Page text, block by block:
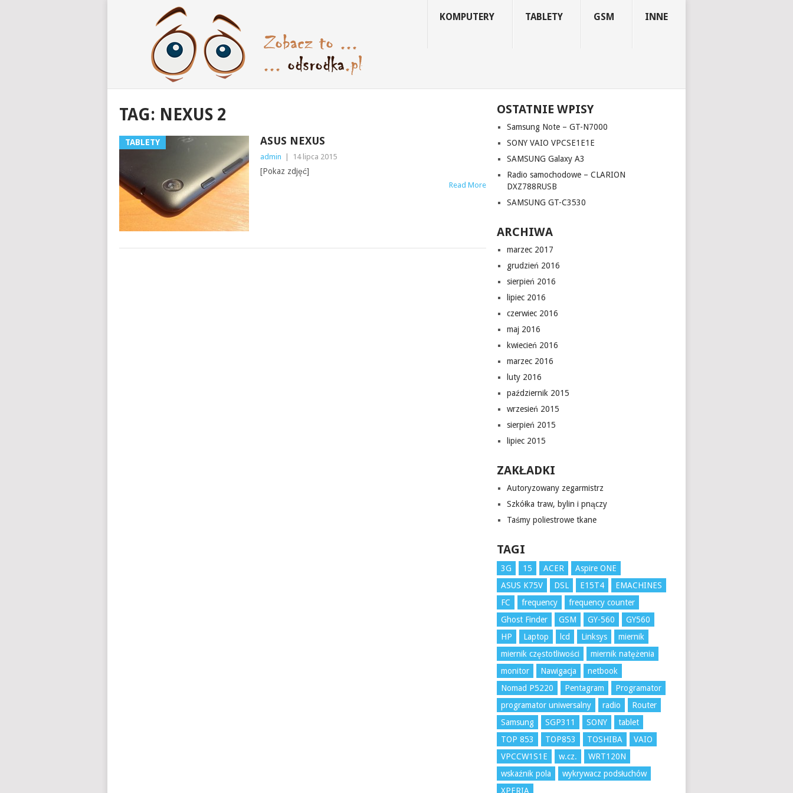
KOMPUTERY TABLETY GSM INNE
TAG: NEXUS 2
TABLETY ASUS NEXUS
admin 14 lipca 2015
[Pokaz zdjęć]
Read More
OSTATNIE WPISY
Samsung Note – GT-N7000
SONY VAIO VPCSE1E1E
SAMSUNG Galaxy A3
Radio samochodowe – CLARION
DXZ788RUSB
SAMSUNG GT-C3530
ARCHIWA
marzec 2017
grudzień 2016
sierpień 2016
lipiec 2016
czerwiec 2016
maj 2016
kwiecień 2016
marzec 2016
luty 2016
październik 2015
wrzesień 2015
sierpień 2015
lipiec 2015
ZAKŁADKI
Autoryzowany zegarmistrz
Szkółka traw, bylin i pnączy
Taśmy poliestrowe tkane
TAGI
3G 15 ACER
Aspire ONE
ASUS K75V
DSL E15T4
EMACHINES
FC
frequency
frequency counter
Ghost Finder
GSM GY-560
GY560
HP
Laptop lcd Linksys
miernik
miernik częstotliwości
miernik natężenia
monitor
Nawigacja
netbook
Nomad P5220
Pentagram
Programator
programator uniwersalny
radio
Router
Samsung
SGP311 SONY
tablet
TOP 853
TOP853 TOSHIBA
VAIO
VPCCW1S1E
w.cz.
WRT120N
wskaźnik pola
wykrywacz podsłuchów
XPERIA